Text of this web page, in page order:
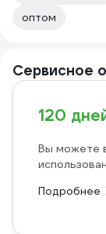
оптом
Сервисное
120
Вы можете
использован
Подробнее